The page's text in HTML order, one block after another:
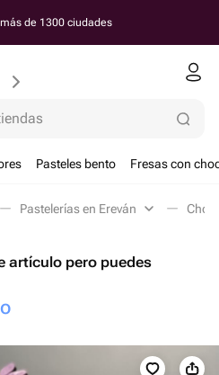
de 1300 ciudades
Pasteles bento Fresas con
Pastelerías en Ereván
artículo pero puedes